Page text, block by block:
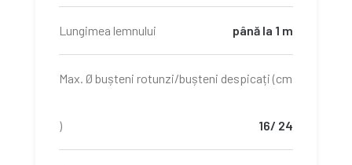
Lungimea lemnului până la 1 m
Max. Ø bușteni rotunzi/bușteni despicați (cm
) 16/ 24